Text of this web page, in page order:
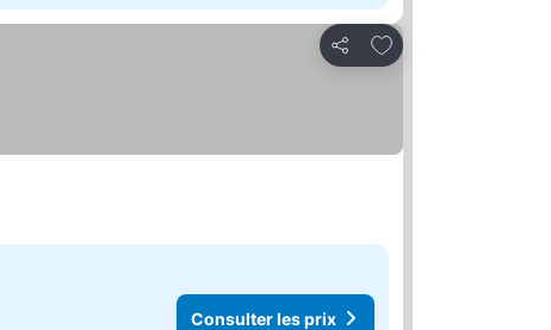
Partager
Ajouter à mes favoris
Consulter les prix